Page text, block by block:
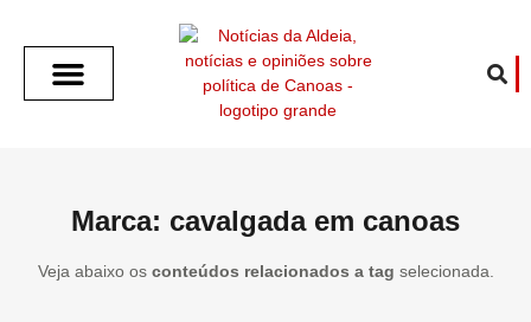
Marca: cavalgada em canoas
Veja abaixo os conteúdos relacionados a tag selecionada.